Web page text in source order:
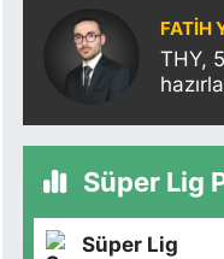
FATIH
THY,
Süper Lig
Süper Lig